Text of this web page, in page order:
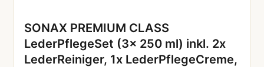
SONAX PREMIUM CLASS
LederPflegeSet (3x 250 ml) inkl. 2x
LederReiniger, 1x LederPflegeCreme,